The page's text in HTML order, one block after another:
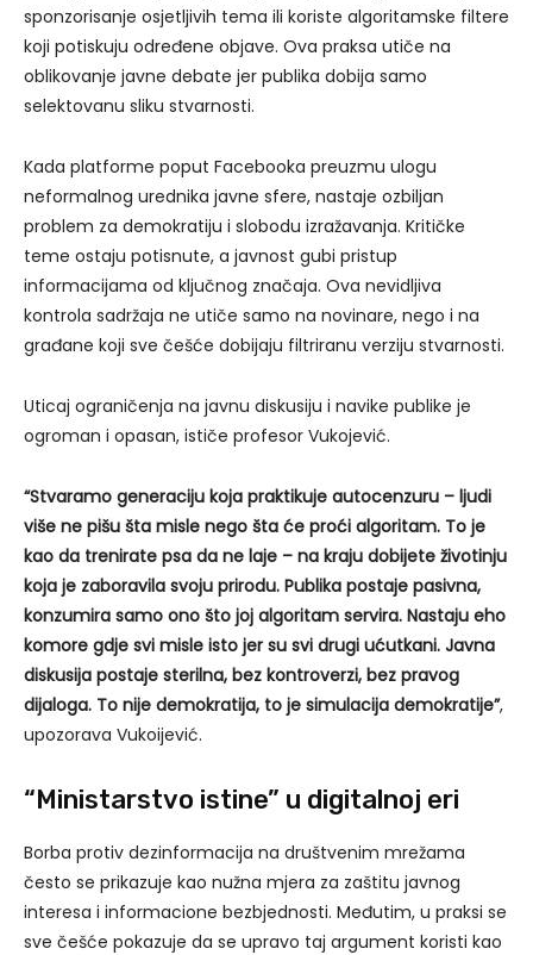
sponzorisanje osjetljivih tema ili koriste algoritamske filtere
koji potiskuju određene objave. Ova praksa utiče na
oblikovanje javne debate jer publika dobija samo
selektovanu sliku stvarnosti.
Kada platforme poput Facebooka preuzmu ulogu
neformalnog urednika javne sfere, nastaje ozbiljan
problem za demokratiju i slobodu izražavanja. Kritičke
teme ostaju potisnute, a javnost gubi pristup
informacijama od ključnog značaja. Ova nevidljiva
kontrola sadržaja ne utiče samo na novinare, nego i na
građane koji sve češće dobijaju filtriranu verziju stvarnosti.
Uticaj ograničenja na javnu diskusiju i navike publike je
ogroman i opasan, ističe profesor Vukojević.
“Stvaramo generaciju koja praktikuje autocenzuru – ljudi
više ne pišu šta misle nego šta će proći algoritam. To je
kao da trenirate psa da ne laje – na kraju dobijete životinju
koja je zaboravila svoju prirodu. Publika postaje pasivna,
konzumira samo ono što joj algoritam servira. Nastaju eho
komore gdje svi misle isto jer su svi drugi ućutkani. Javna
diskusija postaje sterilna, bez kontroverzi, bez pravog
dijaloga. To nije demokratija, to je simulacija demokratije”,
upozorava Vukoijević.
“Ministarstvo istine” u digitalnoj eri
Borba protiv dezinformacija na društvenim mrežama
često se prikazuje kao nužna mjera za zaštitu javnog
interesa i informacione bezbjednosti. Međutim, u praksi se
sve češće pokazuje da se upravo taj argument koristi kao